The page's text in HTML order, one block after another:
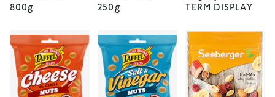
800g
250g
TERM DISPLAY